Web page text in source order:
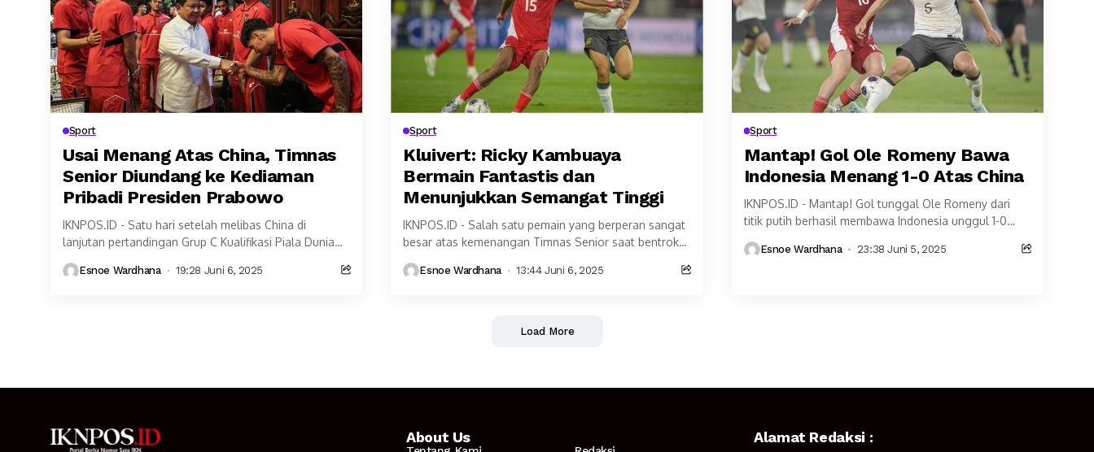
Sport
Usai Menang Atas China, Timnas
Senior Diundang ke Kediaman
Pribadi Presiden Prabowo
IKNPOS.ID - Satu hari setelah melibas China di
lanjutan pertandingan Grup C Kualifikasi Piala Dunia
Presiden...
Esnoe Wardhana 19:28 Juni 6, 2025
Sport
Kluivert: Ricky Kambuaya
Bermain Fantastis dan
Menunjukkan Semangat Tinggi
IKNPOS.ID - Salah satu pemain yang berperan sangat
besar atas kemenangan Timnas Senior saat bentrok
Esnoe Wardhana 13:44 Juni 6, 2025
Sport
Mantap! Gol Ole Romeny Bawa
Indonesia Menang 1-0 Atas China
IKNPOS.ID - Mantap! Gol tunggal Ole Romeny dari
titik putih berhasil membawa Indonesia unggul 1-0
Piala...
Esnoe Wardhana 23:38 Juni 5, 2025
Load More
About Us Alamat Redaksi :